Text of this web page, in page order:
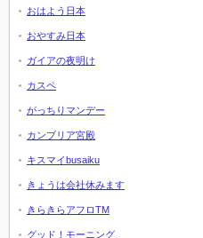
おはよう日本
おやすみ日本
ガイアの夜明け
カスペ
がっちりマンデー
カンブリア宮殿
キスマイbusaiku
きょうは会社休みます
きらきらアフロTM
グッド！モーニング